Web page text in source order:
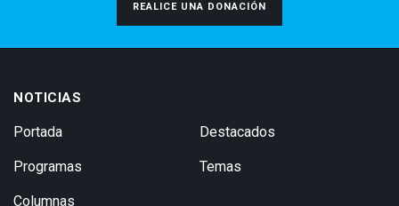
REALICE UNA DONACIÓN
NOTICIAS
Portada
Programas
Columnas
Destacados
Temas